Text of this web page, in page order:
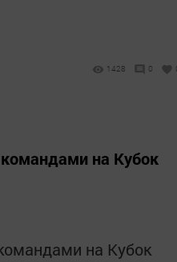
1428 0
на Кубок
на Кубок